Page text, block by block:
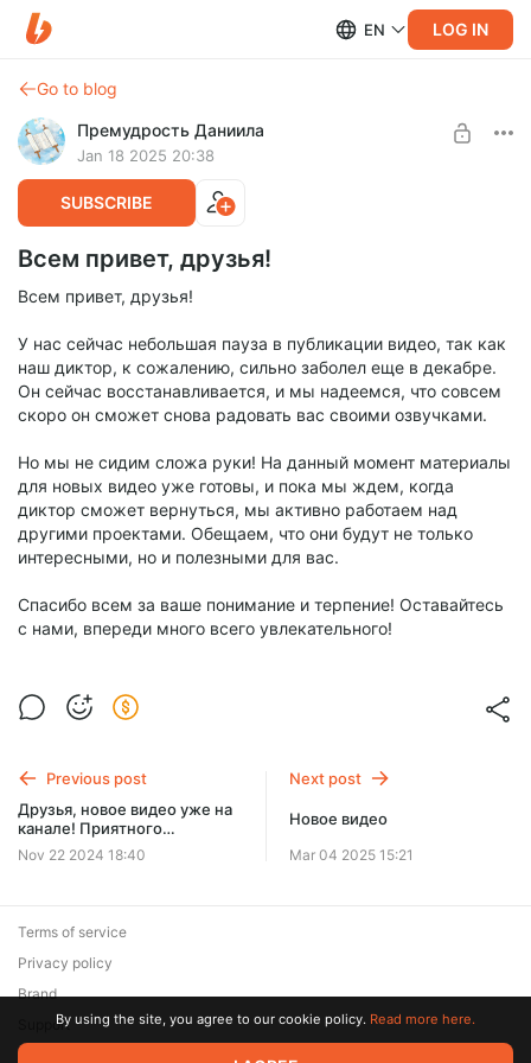
EN LOG IN
Go to blog
Премудрость Даниила
Jan 18 2025 20:38
SUBSCRIBE
Всем привет, друзья!
Всем привет, друзья!
У нас сейчас небольшая пауза в публикации видео, так как
наш диктор, к сожалению, сильно заболел еще в декабре.
Он сейчас восстанавливается, и мы надеемся, что совсем
скоро он сможет снова радовать вас своими озвучками.
Но мы не сидим сложа руки! На данный момент материалы
для новых видео уже готовы, и пока мы ждем, когда
диктор сможет вернуться, мы активно работаем над
другими проектами. Обещаем, что они будут не только
интересными, но и полезными для вас.
Спасибо всем за ваше понимание и терпение! Оставайтесь
с нами, впереди много всего увлекательного!
Previous post
Друзья, новое видео уже на
канале! Приятного
просмотра.
Nov 22 2024 18:40
Next post
Новое видео
Mar 04 2025 15:21
Terms of service
Privacy policy
Brand
SupportBy using the site, you agree to our cookie policy. Read more here.